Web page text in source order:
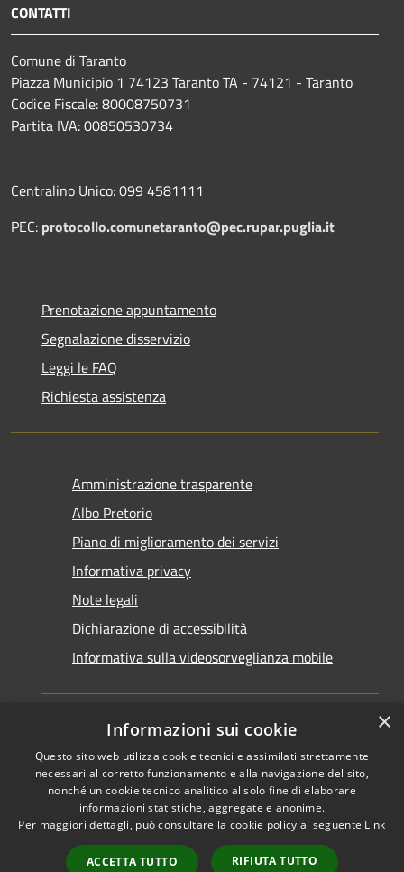
CONTATTI
Comune di Taranto
Piazza Municipio 1 74123 Taranto TA - 74121 - Taranto
Codice Fiscale: 80008750731
Partita IVA: 00850530734
Centralino Unico: 099 4581111
PEC: protocollo.comunetaranto@pec.rupar.puglia.it
Prenotazione appuntamento
Segnalazione disservizio
Leggi le FAQ
Richiesta assistenza
Amministrazione trasparente
Albo Pretorio
Piano di miglioramento dei servizi
Informativa privacy
Note legali
Dichiarazione di accessibilità
Informativa sulla videosorveglianza mobile
RSS
Accessibilità
Cookie
Mappa del sito
Copyright © 2026 • Comune di
Taranto • Powered by
Municipium•Accesso
redazione
×
Informazioni sui cookie
Questo sito web utilizza cookie tecnici e assimilati strettamente
necessari al corretto funzionamento e alla navigazione del sito,
nonché un cookie tecnico analitico al solo fine di elaborare
informazioni statistiche, aggregate e anonime.
Per maggiori dettagli, può consultare la cookie policy al seguente Link
ACCETTA TUTTO RIFIUTA TUTTO